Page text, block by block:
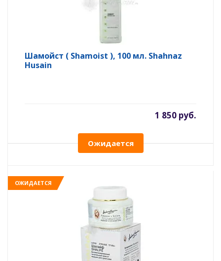
Шамойст ( Shamoist ), 100 мл. Shahnaz
Husain
1 850 руб.
Ожидается
ОЖИДАЕТСЯ